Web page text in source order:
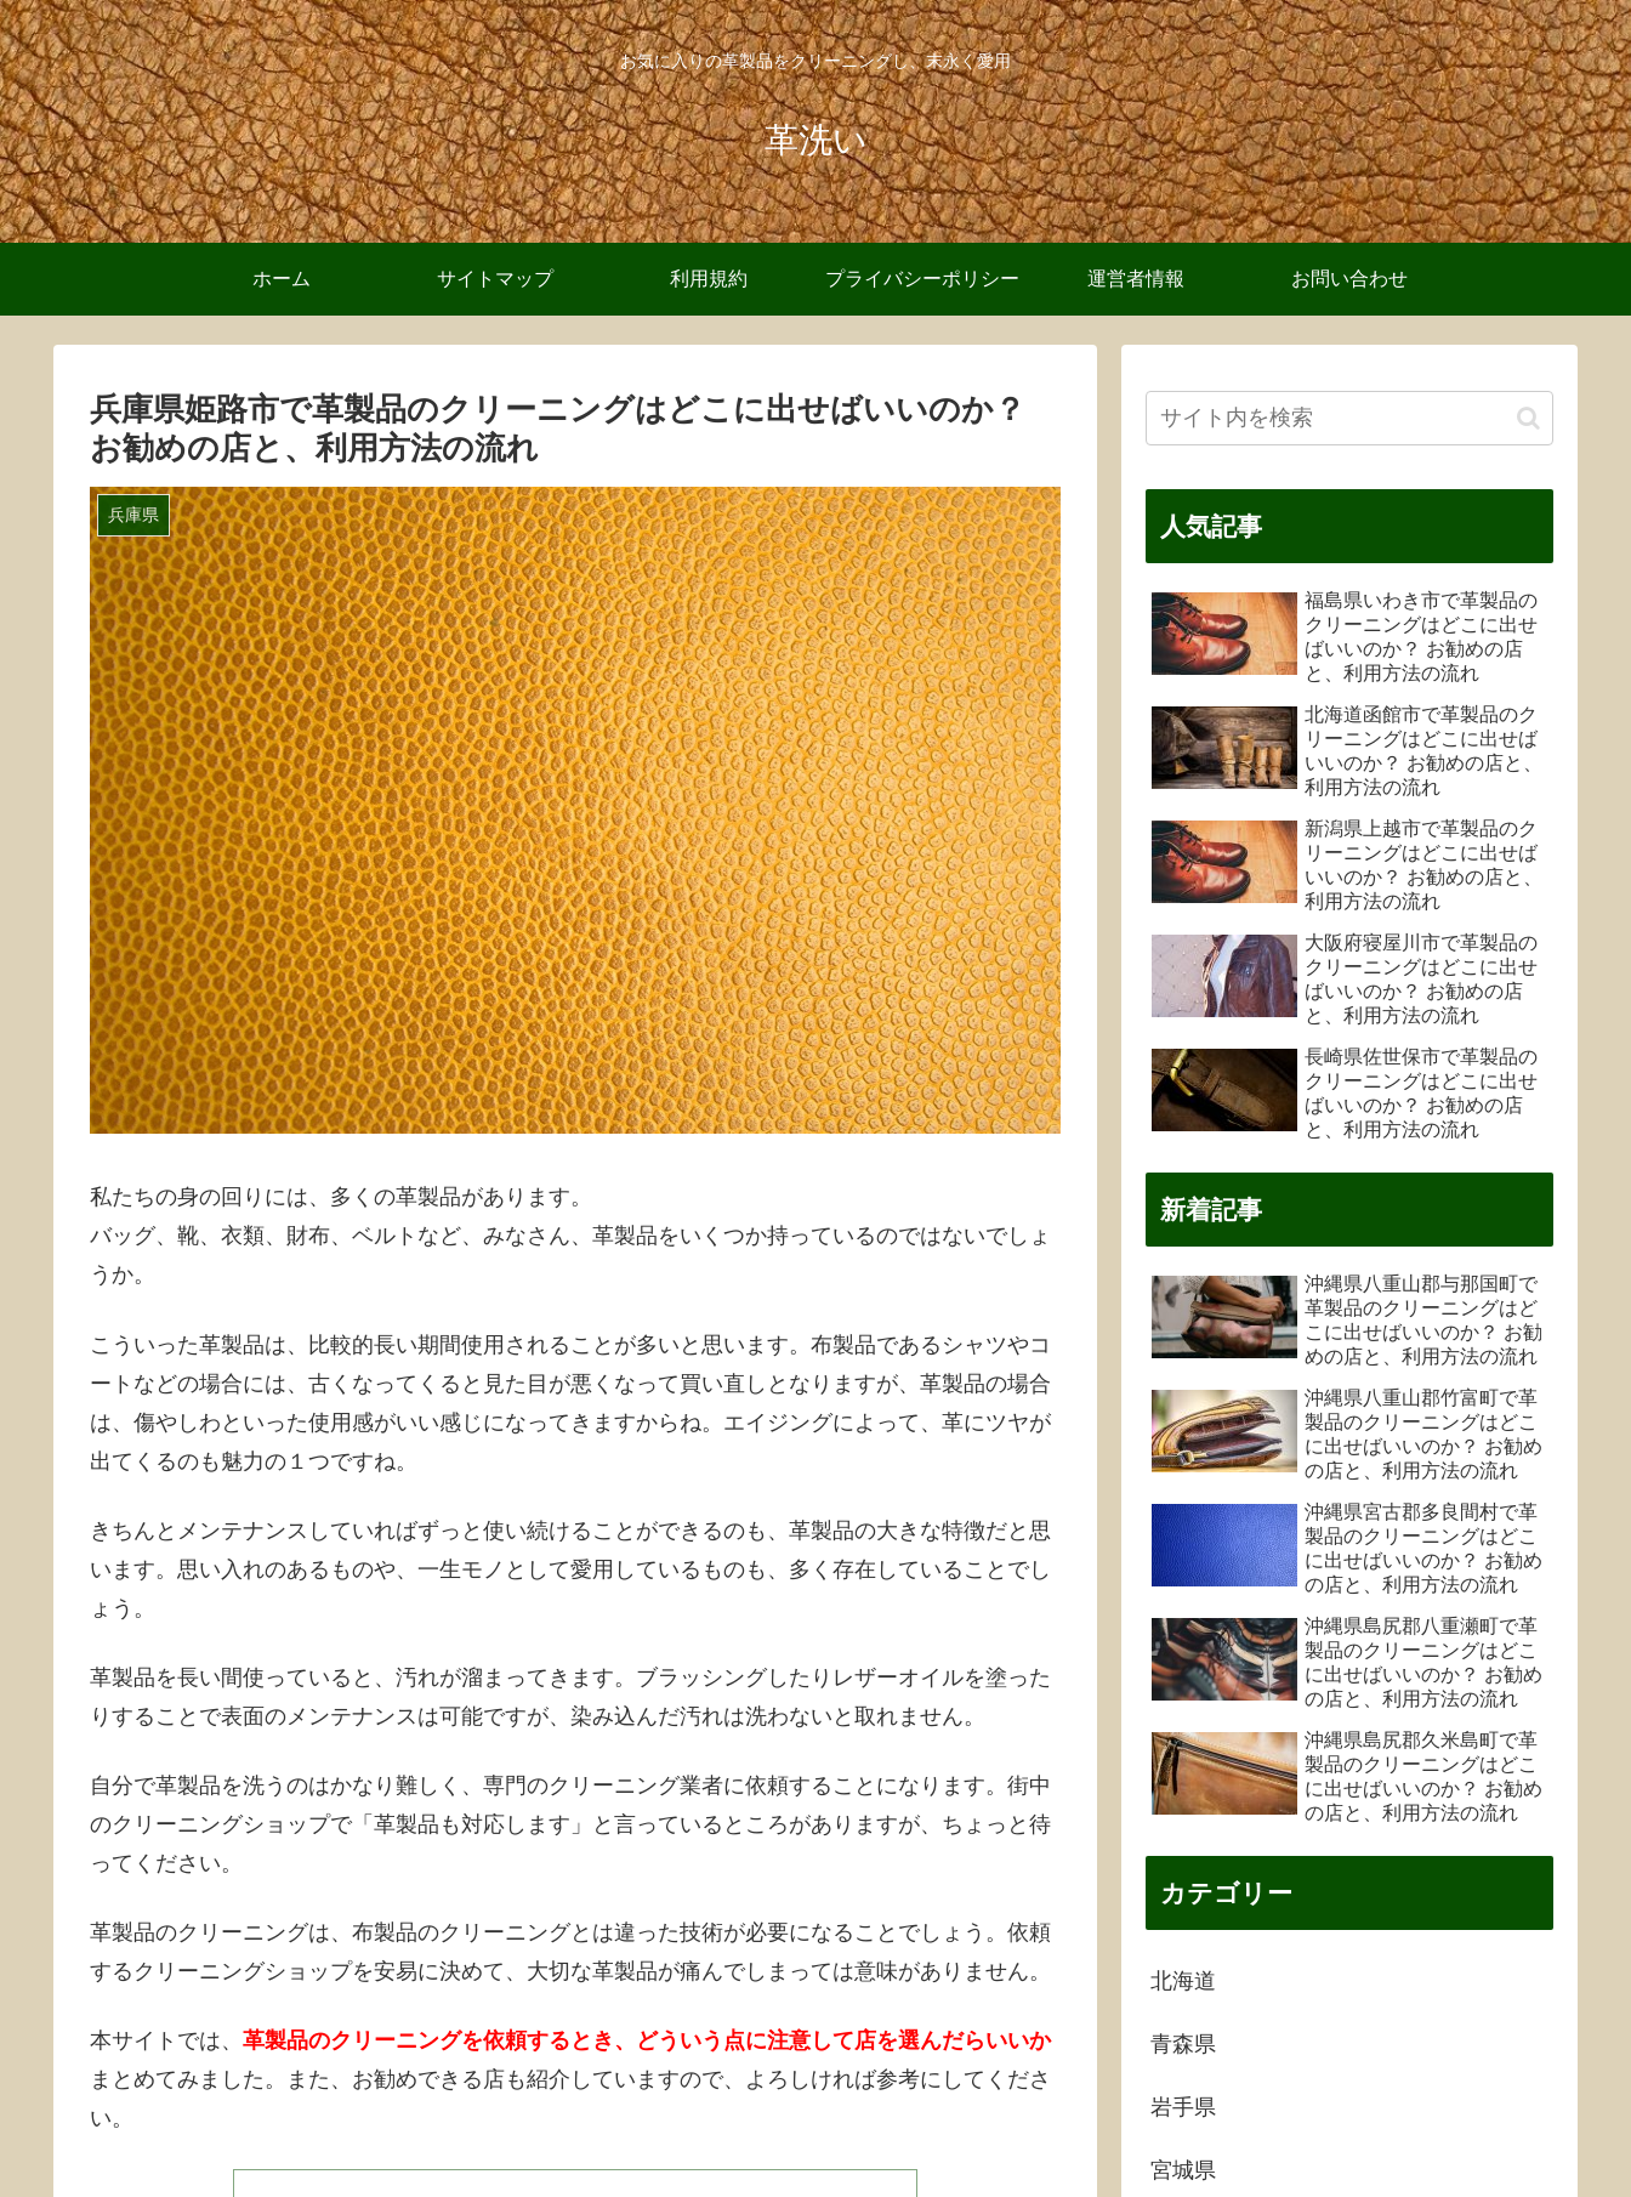
お気に入りの革製品をクリーニングし、末永く愛用
革洗い
ホーム サイトマップ 利用規約 プライバシーポリシー 運営者情報 お問い合わせ
兵庫県姫路市で革製品のクリーニングはどこに出せばいいのか？
お勧めの店と、利用方法の流れ
兵庫県
私たちの身の回りには、多くの革製品があります。
バッグ、靴、衣類、財布、ベルトなど、みなさん、革製品をいくつか持っているのではないでしょ
うか。
こういった革製品は、比較的長い期間使用されることが多いと思います。布製品であるシャツやコ
ートなどの場合には、古くなってくると見た目が悪くなって買い直しとなりますが、革製品の場合
は、傷やしわといった使用感がいい感じになってきますからね。エイジングによって、革にツヤが
出てくるのも魅力の１つですね。
きちんとメンテナンスしていればずっと使い続けることができるのも、革製品の大きな特徴だと思
います。思い入れのあるものや、一生モノとして愛用しているものも、多く存在していることでし
ょう。
革製品を長い間使っていると、汚れが溜まってきます。ブラッシングしたりレザーオイルを塗った
りすることで表面のメンテナンスは可能ですが、染み込んだ汚れは洗わないと取れません。
自分で革製品を洗うのはかなり難しく、専門のクリーニング業者に依頼することになります。街中
のクリーニングショップで「革製品も対応します」と言っているところがありますが、ちょっと待
ってください。
革製品のクリーニングは、布製品のクリーニングとは違った技術が必要になることでしょう。依頼
するクリーニングショップを安易に決めて、大切な革製品が痛んでしまっては意味がありません。
本サイトでは、 革製品のクリーニングを依頼するとき、どういう点に注意して店を選んだらいいか
まとめてみました。また、お勧めできる店も紹介していますので、よろしければ参考にしてくださ
い。
人気記事
福島県いわき市で革製品の
クリーニングはどこに出せ
ばいいのか？ お勧めの店
と、利用方法の流れ
北海道函館市で革製品のク
リーニングはどこに出せば
いいのか？ お勧めの店と、
利用方法の流れ
新潟県上越市で革製品のク
リーニングはどこに出せば
いいのか？ お勧めの店と、
利用方法の流れ
大阪府寝屋川市で革製品の
クリーニングはどこに出せ
ばいいのか？ お勧めの店
と、利用方法の流れ
長崎県佐世保市で革製品の
クリーニングはどこに出せ
ばいいのか？ お勧めの店
と、利用方法の流れ
新着記事
沖縄県八重山郡与那国町で
革製品のクリーニングはど
こに出せばいいのか？ お勧
めの店と、利用方法の流れ
沖縄県八重山郡竹富町で革
製品のクリーニングはどこ
に出せばいいのか？ お勧め
の店と、利用方法の流れ
沖縄県宮古郡多良間村で革
製品のクリーニングはどこ
に出せばいいのか？ お勧め
の店と、利用方法の流れ
沖縄県島尻郡八重瀬町で革
製品のクリーニングはどこ
に出せばいいのか？ お勧め
の店と、利用方法の流れ
沖縄県島尻郡久米島町で革
製品のクリーニングはどこ
に出せばいいのか？ お勧め
の店と、利用方法の流れ
カテゴリー
北海道
青森県
岩手県
宮城県